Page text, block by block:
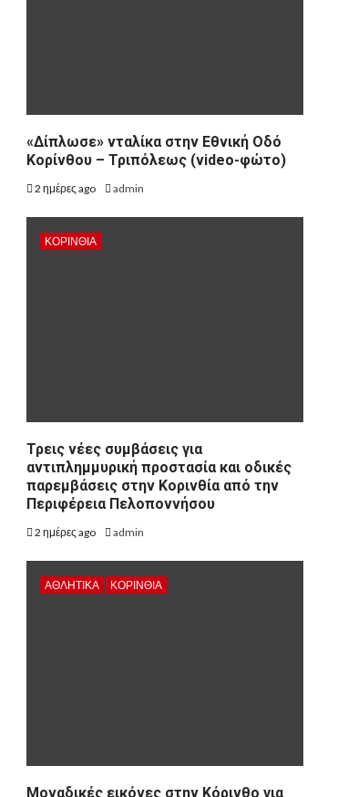
«Δίπλωσε» νταλίκα στην Εθνική Oδό
Κορίνθου – Τριπόλεως (video-φώτο)
2 ημέρες ago admin
ΚΟΡΙΝΘΊΑ
Τρεις νέες συμβάσεις για
αντιπλημμυρική προστασία και οδικές
παρεμβάσεις στην Κορινθία από την
Περιφέρεια Πελοποννήσου
2 ημέρες ago admin
ΑΘΛΗΤΙΚΑ ΚΟΡΙΝΘΊΑ
Μοναδικές εικόνες στην Κόρινθο για